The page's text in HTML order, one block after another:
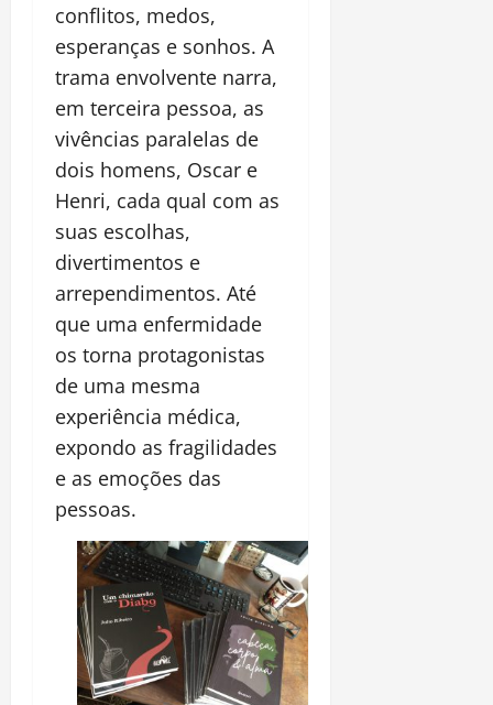
conflitos, medos,
esperanças e sonhos. A
trama envolvente narra,
em terceira pessoa, as
vivências paralelas de
dois homens, Oscar e
Henri, cada qual com as
suas escolhas,
divertimentos e
arrependimentos. Até
que uma enfermidade
os torna protagonistas
de uma mesma
experiência médica,
expondo as fragilidades
e as emoções das
pessoas.